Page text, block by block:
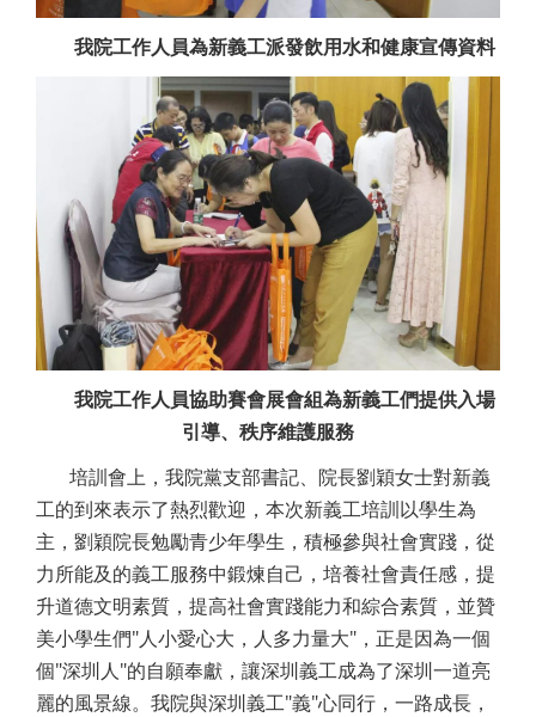
我院工作人員為新義工派發飲用水和健康宣傳資料
我院工作人員協助賽會展會組為新義工們提供入場
引導、秩序維護服務
培訓會上，我院黨支部書記、院長劉穎女士對新義
工的到來表示了熱烈歡迎，本次新義工培訓以學生為
主，劉穎院長勉勵青少年學生，積極參與社會實踐，從
力所能及的義工服務中鍛煉自己，培養社會責任感，提
升道德文明素質，提高社會實踐能力和綜合素質，並贊
美小學生們"人小愛心大，人多力量大"，正是因為一個
個"深圳人"的自願奉獻，讓深圳義工成為了深圳一道亮
麗的風景線。我院與深圳義工"義"心同行，一路成長，